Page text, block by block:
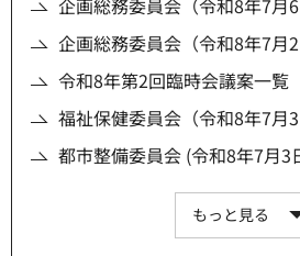
企画総務委員会（令和8年7月6
企画総務委員会（令和8年7月2
令和8年第2回臨時会議案一覧
福祉保健委員会（令和8年7月3
都市整備委員会 (令和8年7月3
もっと見る